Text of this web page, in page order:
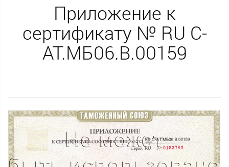
Приложение к
сертификату № RU С-
AT.МБ06.B.00159